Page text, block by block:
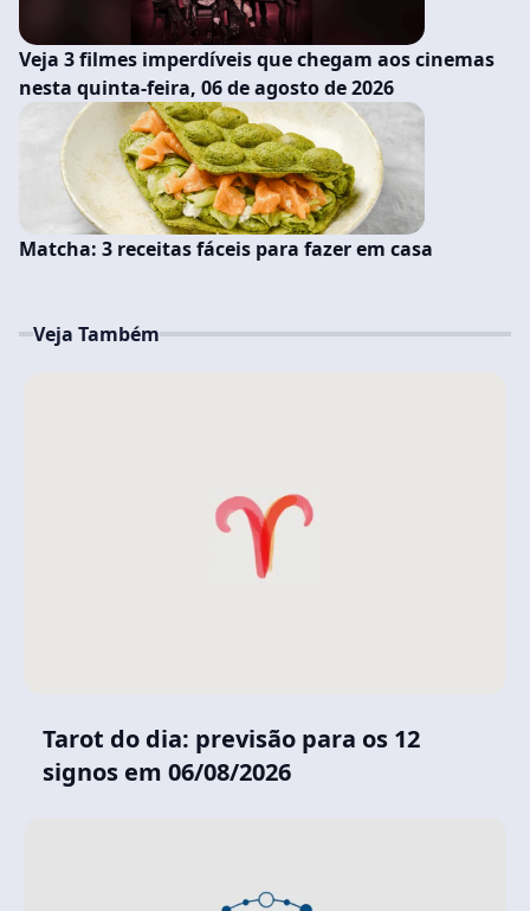
Veja 3 filmes imperdíveis que chegam aos cinemas
nesta quinta-feira, 06 de agosto de 2026
Matcha: 3 receitas fáceis para fazer em casa
Veja Também
Tarot do dia: previsão para os 12
signos em 06/08/2026